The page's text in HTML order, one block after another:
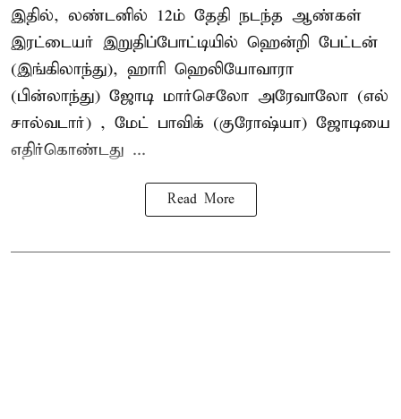
இதில், லண்டனில் 12ம் தேதி நடந்த ஆண்கள்
இரட்டையர் இறுதிப்போட்டியில் ஹென்றி பேட்டன்
(இங்கிலாந்து), ஹாரி ஹெலியோவாரா
(பின்லாந்து) ஜோடி மார்செலோ அரேவாலோ (எல்
சால்வடார்) , மேட் பாவிக் (குரோஷ்யா) ஜோடியை
எதிர்கொண்டது ...
Read More